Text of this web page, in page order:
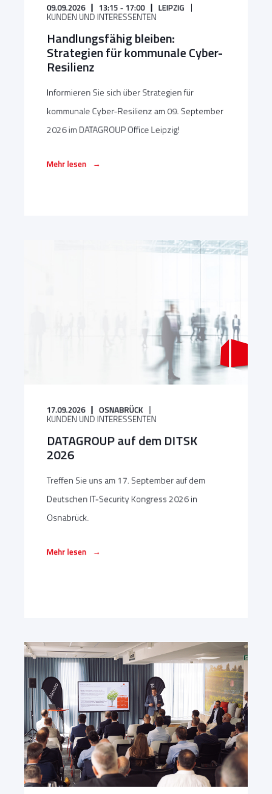
09.09.2026 13:15 - 17:00 LEIPZIG
KUNDEN UND INTERESSENTEN
Handlungsfähig bleiben:
Strategien für kommunale Cyber-
Resilienz
Informieren Sie sich über Strategien für
kommunale Cyber-Resilienz am 09. September
2026 im DATAGROUP Office Leipzig!
Mehr lesen →
17.09.2026 OSNABRÜCK
KUNDEN UND INTERESSENTEN
DATAGROUP auf dem DITSK
2026
Treffen Sie uns am 17. September auf dem
Deutschen IT-Security Kongress 2026 in
Osnabrück.
Mehr lesen →